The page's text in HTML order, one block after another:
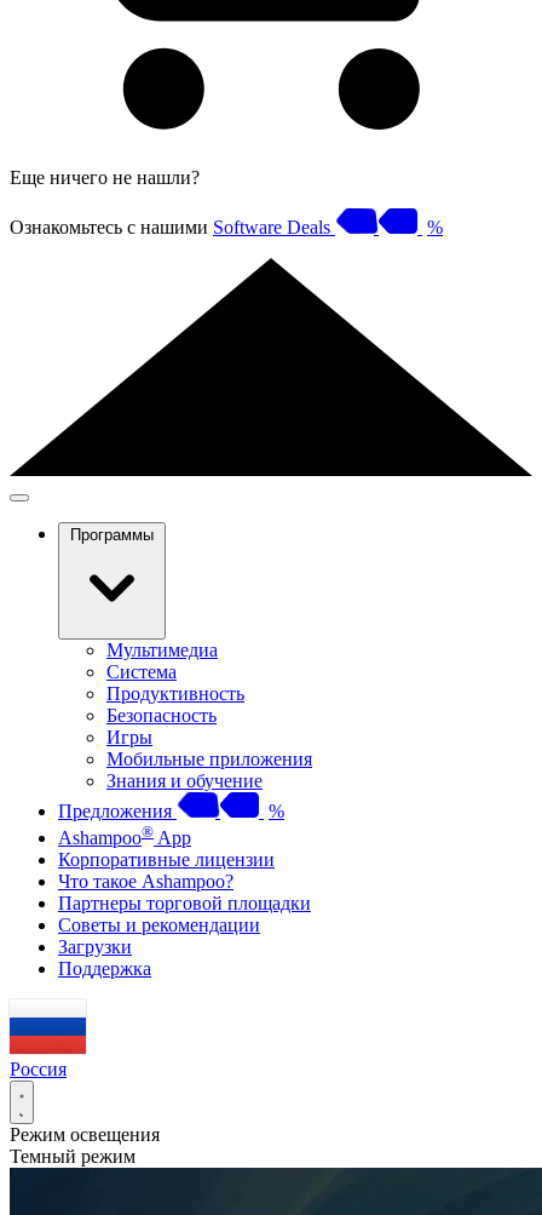
Еще ничего не нашли?
Ознакомьтесь с нашими Software Deals %
Программы
Мультимедиа
Система
Продуктивность
Безопасность
Игры
Мобильные приложения
Знания и обучение
Предложения
%
Ashampoo® App
Корпоративные лицензии
Что такое Ashampoo?
Партнеры торговой площадки
Советы и рекомендации
Загрузки
Поддержка
Россия
Режим освещения
Темный режим